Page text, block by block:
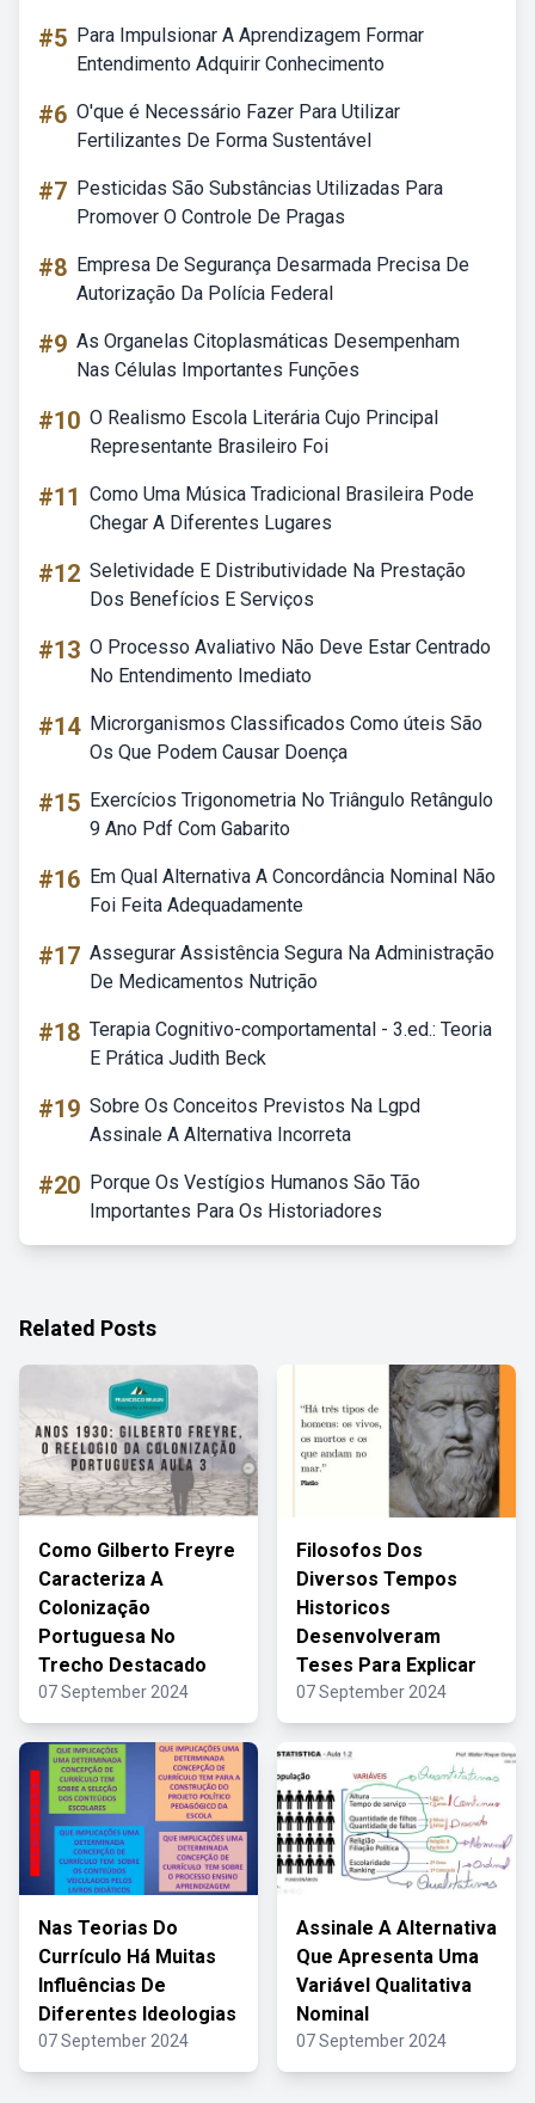
#5 Para Impulsionar A Aprendizagem Formar
Entendimento Adquirir Conhecimento
#6 O'que é Necessário Fazer Para Utilizar
Fertilizantes De Forma Sustentável
#7 Pesticidas São Substâncias Utilizadas Para
Promover O Controle De Pragas
#8 Empresa De Segurança Desarmada Precisa De
Autorização Da Polícia Federal
#9 As Organelas Citoplasmáticas Desempenham
Nas Células Importantes Funções
#10 O Realismo Escola Literária Cujo Principal
Representante Brasileiro Foi
#11 Como Uma Música Tradicional Brasileira Pode
Chegar A Diferentes Lugares
#12 Seletividade E Distributividade Na Prestação
Dos Benefícios E Serviços
#13 O Processo Avaliativo Não Deve Estar Centrado
No Entendimento Imediato
#14 Microrganismos Classificados Como úteis São
Os Que Podem Causar Doença
#15 Exercícios Trigonometria No Triângulo Retângulo
9 Ano Pdf Com Gabarito
#16 Em Qual Alternativa A Concordância Nominal Não
Foi Feita Adequadamente
#17 Assegurar Assistência Segura Na Administração
De Medicamentos Nutrição
#18 Terapia Cognitivo-comportamental - 3.ed.: Teoria
E Prática Judith Beck
#19 Sobre Os Conceitos Previstos Na Lgpd
Assinale A Alternativa Incorreta
#20 Porque Os Vestígios Humanos São Tão
Importantes Para Os Historiadores
Related Posts
Como Gilberto Freyre
Caracteriza A
Colonização
Portuguesa No
Trecho Destacado
07 September 2024
Filosofos Dos
Diversos Tempos
Historicos
Desenvolveram
Teses Para Explicar
07 September 2024
Nas Teorias Do
Currículo Há Muitas
Influências De
Diferentes Ideologias
07 September 2024
Assinale A Alternativa
Que Apresenta Uma
Variável Qualitativa
Nominal
07 September 2024